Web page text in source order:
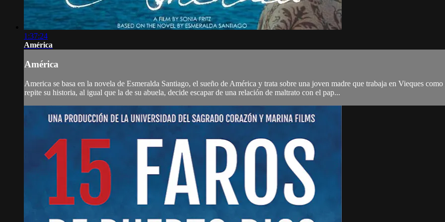
1:37:24
América
América
America se basa en la novela de Esmeralda Santiago, el sueño de América y trata sobre una joven madre que trabaja en Vieques
repite su historia, al igual que la de su abuela, decide escapar de una relación de maltrato con el pap...